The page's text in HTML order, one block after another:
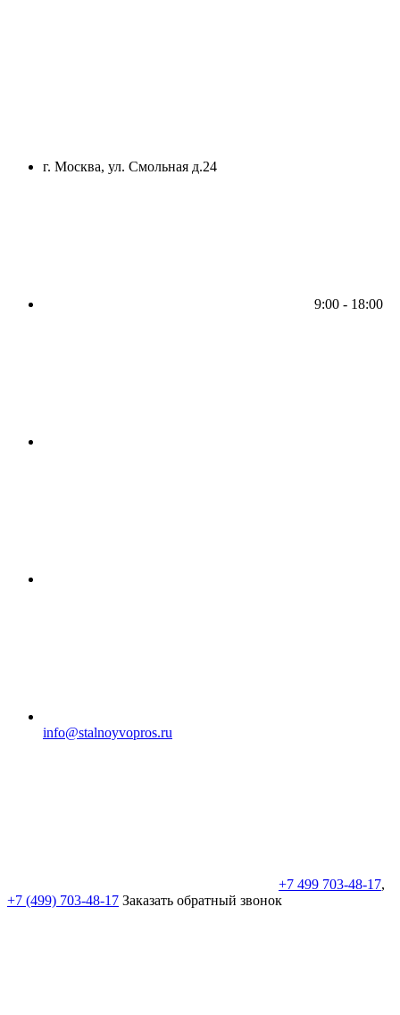
г. Москва, ул. Смольная д.24
9:00 - 18:00
info@stalnoyvopros.ru
+7 499 703-48-17,
+7 (499) 703-48-17 Заказать обратный звонок